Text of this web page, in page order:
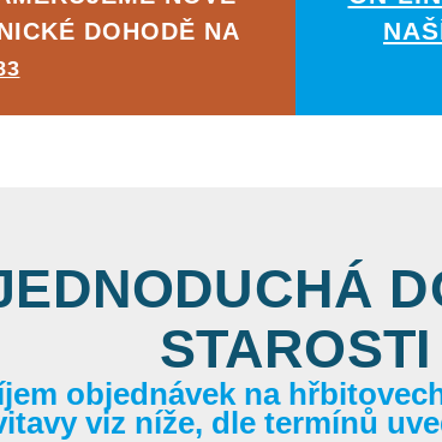
DOHODĚ NA
STAROSTI
objednávek na
viz níže, dle termínů